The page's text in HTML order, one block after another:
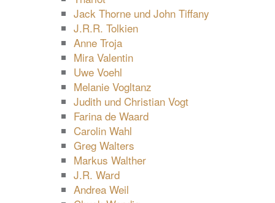
Jack Thorne und John Tiffany
J.R.R. Tolkien
Anne Troja
Mira Valentin
Uwe Voehl
Melanie Vogltanz
Judith und Christian Vogt
Farina de Waard
Carolin Wahl
Greg Walters
Markus Walther
J.R. Ward
Andrea Weil